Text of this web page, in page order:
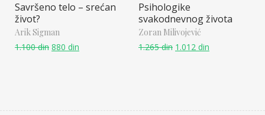
Savršeno telo – srećan
život?
Arik Sigman
1.100din 880 din
Psihologike
svakodnevnog života
Zoran Milivojević
1.265din 1.012 din